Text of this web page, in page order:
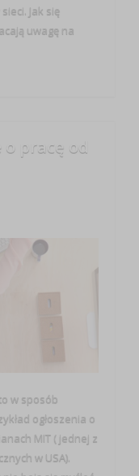
Jak się
uwagę na
o pracę od
w sposób
ogłoszenia o
MIT ( jednej z
w USA).